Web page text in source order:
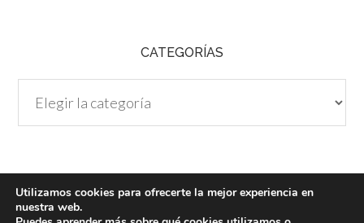
CATEGORÍAS
Utilizamos cookies para ofrecerte la mejor experiencia en
nuestra web.